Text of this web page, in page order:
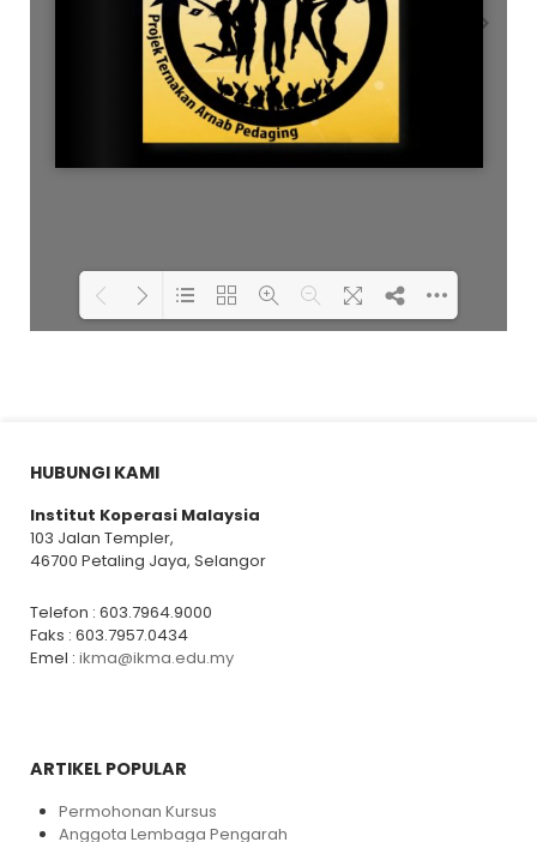
HUBUNGI KAMI
Institut Koperasi Malaysia
103 Jalan Templer,
46700 Petaling Jaya, Selangor
Telefon : 603.7964.9000
Faks : 603.7957.0434
Emel : ikma@ikma.edu.my
ARTIKEL POPULAR
Permohonan Kursus
Anggota Lembaga Pengarah